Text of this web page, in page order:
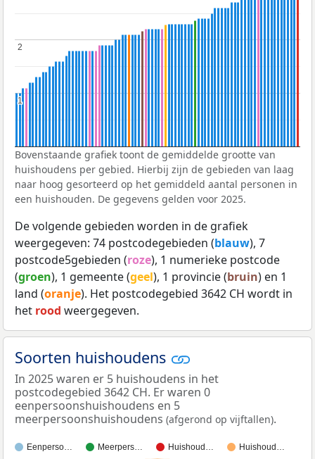
1
1
2
2
Bovenstaande grafiek toont de gemiddelde grootte van
huishoudens per gebied. Hierbij zijn de gebieden van laag
naar hoog gesorteerd op het gemiddeld aantal personen in
een huishouden. De gegevens gelden voor 2025.
De volgende gebieden worden in de grafiek
weergegeven: 74 postcodegebieden (blauw), 7
postcode5gebieden (roze), 1 numerieke postcode
(groen), 1 gemeente (geel), 1 provincie (bruin) en 1
land (oranje). Het postcodegebied 3642 CH wordt in
het rood weergegeven.
Soorten huishoudens
In 2025 waren er 5 huishoudens in het
postcodegebied 3642 CH. Er waren 0
eenpersoonshuishoudens en 5
meerpersoonshuishoudens (afgerond op vijftallen).
Eenperso… Meerpers… Huishoud… Huishoud…